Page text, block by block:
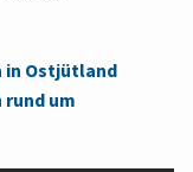
in Ostjütland
rund um